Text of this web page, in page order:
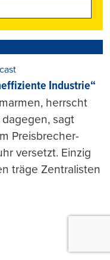
Industrie“
herrscht
sagt
Preisbrecher-
versetzt. Einzig
träge Zentralisten